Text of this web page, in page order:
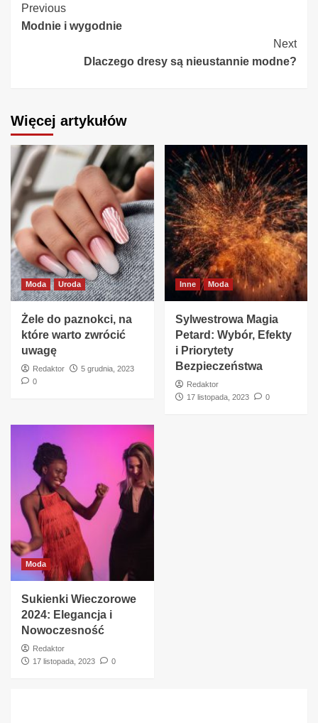
Continue
Reading
Previous
Modnie i wygodnie
Next
Dlaczego dresy są nieustannie modne?
Więcej artykułów
Moda Uroda
Żele do paznokci, na
które warto zwrócić
uwagę
Redaktor
5 grudnia, 2023
0
Inne Moda
Sylwestrowa Magia
Petard: Wybór, Efekty
i Priorytety
Bezpieczeństwa
Redaktor
17 listopada, 2023
0
Moda
Sukienki Wieczorowe
2024: Elegancja i
Nowoczesność
Redaktor
17 listopada, 2023
0